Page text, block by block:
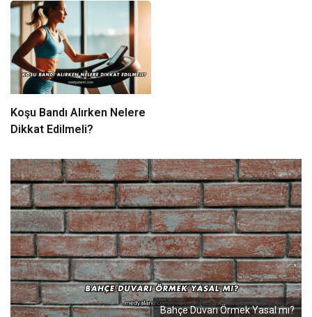
Koşu Bandı Alırken Nelere
Dikkat Edilmeli?
Bahçe Duvarı Örmek Yasal mı?